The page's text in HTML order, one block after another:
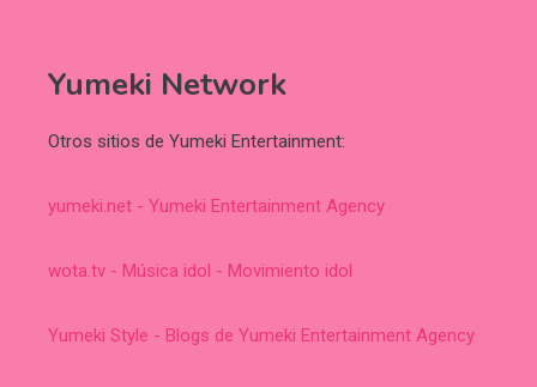
Yumeki Network
Otros sitios de Yumeki Entertainment:
yumeki.net - Yumeki Entertainment Agency
wota.tv - Música idol - Movimiento idol
Yumeki Style - Blogs de Yumeki Entertainment Agency